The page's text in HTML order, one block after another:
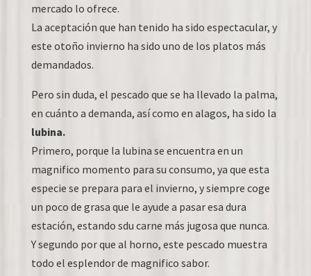
mercado lo ofrece.
La aceptación que han tenido ha sido espectacular, y
este otoño invierno ha sido uno de los platos más
demandados.
Pero sin duda, el pescado que se ha llevado la palma,
en cuánto a demanda, así como en alagos, ha sido la
lubina.
Primero, porque la lubina se encuentra en un
magnifico momento para su consumo, ya que esta
especie se prepara para el invierno, y siempre coge
un poco de grasa que le ayude a pasar esa dura
estación, estando sdu carne más jugosa que nunca.
Y segundo por que al horno, este pescado muestra
todo el esplendor de magnifico sabor.